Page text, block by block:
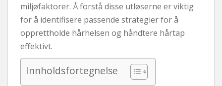
miljøfaktorer. Å forstå disse utløserne er viktig
for å identifisere passende strategier for å
opprettholde hårhelsen og håndtere hårtap
effektivt.
Innholdsfortegnelse